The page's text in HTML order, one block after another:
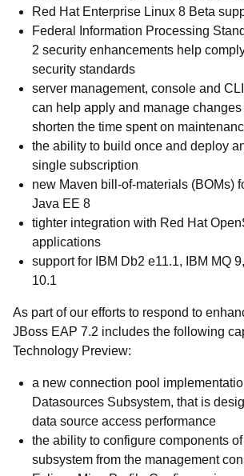
Red Hat Enterprise Linux 8 Beta
Federal Information Processing
2 security enhancements help
security standards
server management, console and
can help apply and manage changes
shorten the time spent on
the ability to build once and deploy
single subscription
new Maven bill-of-materials (BOMs)
Java EE 8
tighter integration with Red Hat
applications
support for IBM Db2 e11.1, IBM MQ
10.1
As part of our efforts to respond to
JBoss EAP 7.2 includes the following
Technology Preview:
a new connection pool
Datasources Subsystem, that is
data source access performance
the ability to configure components
subsystem from the management